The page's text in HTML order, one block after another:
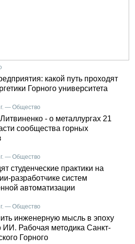
какой путь проходят
Горного университета
— Общество
- о металлургах 21
сообщества горных
— Общество
студенческие практики на
разработчике систем
автоматизации
— Общество
инженерную мысль в эпоху
ИИ. Рабочая методика Санкт-
Горного